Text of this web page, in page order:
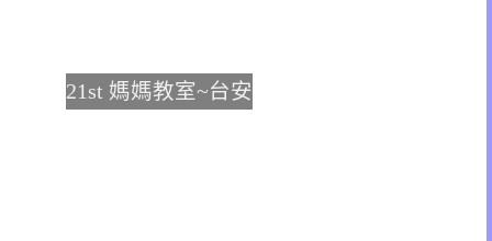
21st 媽媽教室~台安